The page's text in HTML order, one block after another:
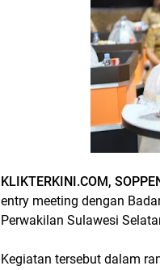
KLIKTERKINI.COM,
entry meeting dengan
Perwakilan Sulawesi
Kegiatan tersebut dalam